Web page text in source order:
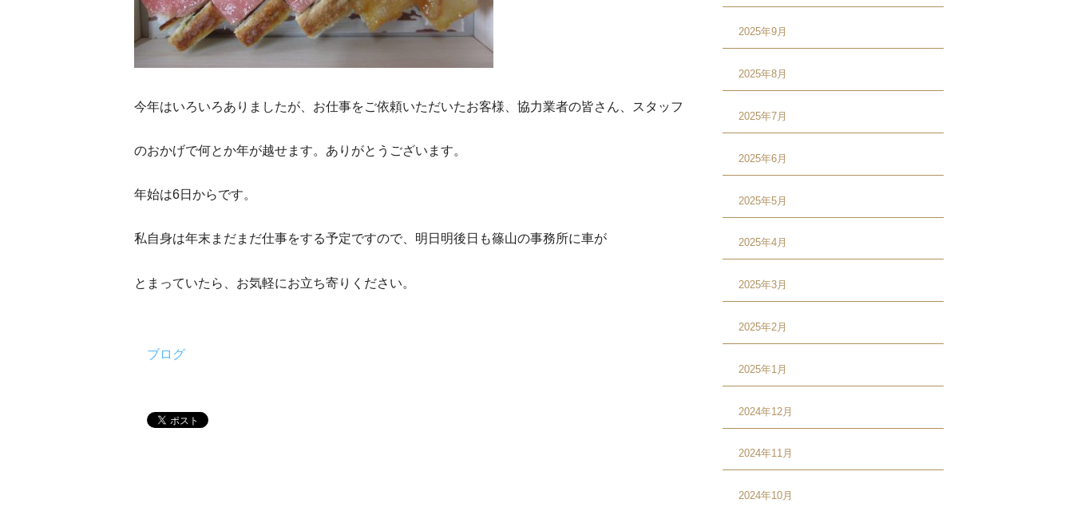
今年はいろいろありましたが、お仕事をご依頼いただいたお客様、協力業者の皆さん、スタッフ
のおかげで何とか年が越せます。ありがとうございます。
年始は6日からです。
私自身は年末まだまだ仕事をする予定ですので、明日明後日も篠山の事務所に車が
とまっていたら、お気軽にお立ち寄りください。
ブログ
2025年9月
2025年8月
2025年7月
2025年6月
2025年5月
2025年4月
2025年3月
2025年2月
2025年1月
2024年12月
2024年11月
2024年10月